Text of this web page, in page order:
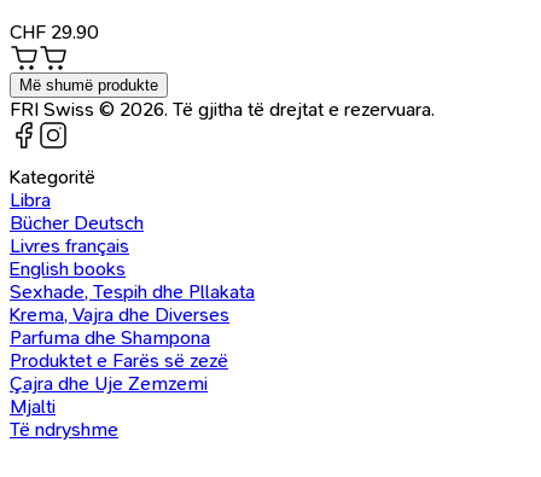
CHF 29.90
Më shumë produkte
FRI Swiss © 2026. Të gjitha të drejtat e rezervuara.
Kategoritë
Libra
Bücher Deutsch
Livres français
English books
Sexhade, Tespih dhe Pllakata
Krema, Vajra dhe Diverses
Parfuma dhe Shampona
Produktet e Farës së zezë
Çajra dhe Uje Zemzemi
Mjalti
Të ndryshme